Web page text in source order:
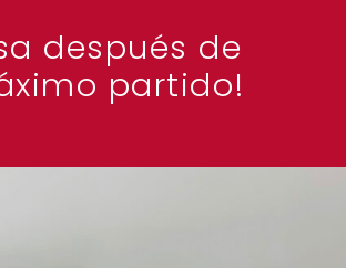
después de
partido!